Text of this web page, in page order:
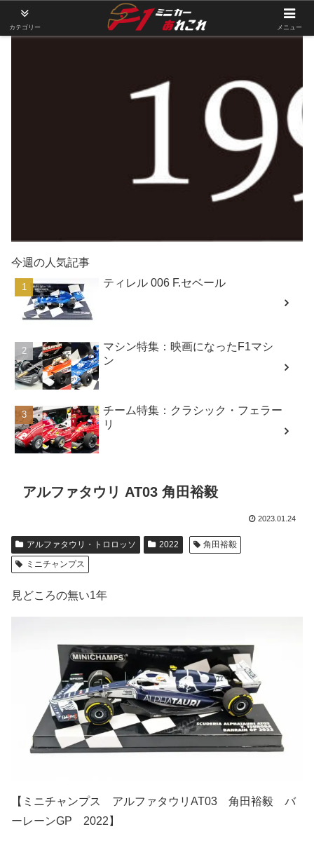
今週の人気記事
ティレル 006 F.セベール
マシン特集：映画になったF1マシ
ン
チーム特集：クラシック・フェラー
リ
アルファタウリ AT03 角田裕毅
2023.01.24
アルファタウリ・トロロッソ 2022
角田裕毅
ミニチャンプス
見どころの無い1年
【ミニチャンプス アルファタウリAT03 角田裕毅 バ
ーレーンGP 2022】
カテゴリー メニュー